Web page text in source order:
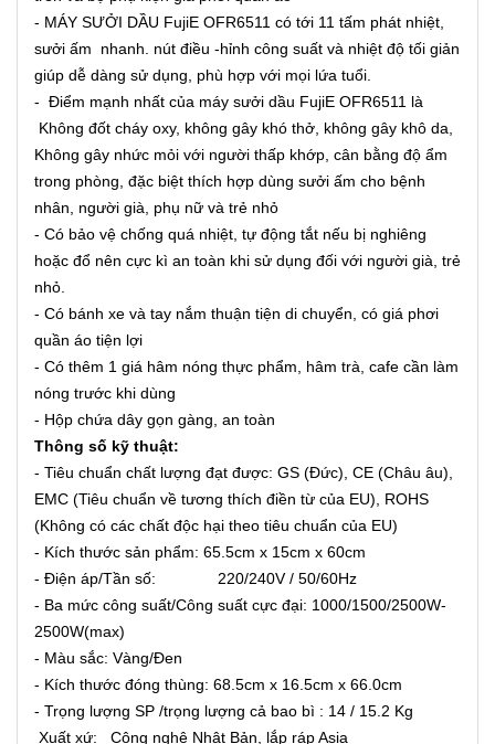
- MÁY SƯỞI DẦU FujiE OFR6511 có tới 11 tấm phát nhiệt,
sưởi ấm nhanh. nút điều -hỉnh công suất và nhiệt độ tối giản
giúp dễ dàng sử dụng, phù hợp với mọi lứa tuổi.
- Điểm mạnh nhất của máy sưởi dầu FujiE OFR6511 là
Không đốt cháy oxy, không gây khó thở, không gây khô da,
Không gây nhức mỏi với người thấp khớp, cân bằng độ ẩm
trong phòng, đặc biệt thích hợp dùng sưởi ấm cho bệnh
nhân, người già, phụ nữ và trẻ nhỏ
- Có bảo vệ chống quá nhiệt, tự động tắt nếu bị nghiêng
hoặc đổ nên cực kì an toàn khi sử dụng đối với người già, trẻ
nhỏ.
- Có bánh xe và tay nắm thuận tiện di chuyển, có giá phơi
quần áo tiện lợi
- Có thêm 1 giá hâm nóng thực phẩm, hâm trà, cafe cần làm
nóng trước khi dùng
- Hộp chứa dây gọn gàng, an toàn
Thông số kỹ thuật:
- Tiêu chuẩn chất lượng đạt được: GS (Đức), CE (Châu âu),
EMC (Tiêu chuẩn về tương thích điền từ của EU), ROHS
(Không có các chất độc hại theo tiêu chuẩn của EU)
- Kích thước sản phẩm: 65.5cm x 15cm x 60cm
- Điện áp/Tần số: 220/240V / 50/60Hz
- Ba mức công suất/Công suất cực đại: 1000/1500/2500W-
2500W(max)
- Màu sắc: Vàng/Đen
- Kích thước đóng thùng: 68.5cm x 16.5cm x 66.0cm
- Trọng lượng SP /trọng lượng cả bao bì : 14 / 15.2 Kg
Xuất xứ: Công nghệ Nhật Bản, lắp ráp Asia